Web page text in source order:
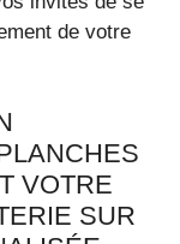
de votre
VOTRE
SUR